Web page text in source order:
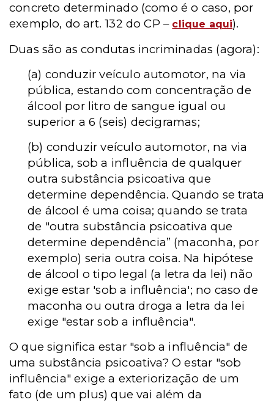
concreto determinado (como é o caso, por
exemplo, do art. 132 do CP – clique aqui).
Duas são as condutas incriminadas (agora):
(a) conduzir veículo automotor, na via
pública, estando com concentração de
álcool por litro de sangue igual ou
superior a 6 (seis) decigramas;
(b) conduzir veículo automotor, na via
pública, sob a influência de qualquer
outra substância psicoativa que
determine dependência. Quando se trata
de álcool é uma coisa; quando se trata
de "outra substância psicoativa que
determine dependência” (maconha, por
exemplo) seria outra coisa. Na hipótese
de álcool o tipo legal (a letra da lei) não
exige estar 'sob a influência'; no caso de
maconha ou outra droga a letra da lei
exige "estar sob a influência".
O que significa estar "sob a influência" de
uma substância psicoativa? O estar "sob
influência" exige a exteriorização de um
fato (de um plus) que vai além da